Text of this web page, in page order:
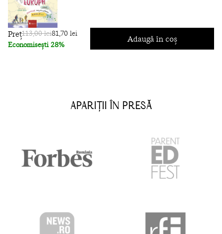
Preț113,00 lei81,70 lei
Economisești 28%
Adaugă în coș
APARIȚII ÎN PRESĂ